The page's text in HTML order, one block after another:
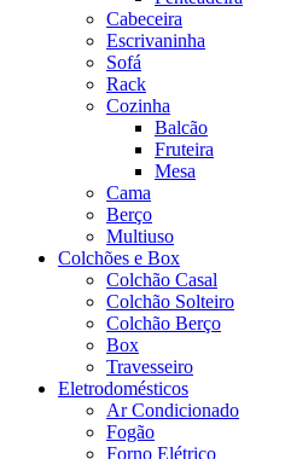
Cabeceira
Escrivaninha
Sofá
Rack
Cozinha
Balcão
Fruteira
Mesa
Cama
Berço
Multiuso
Colchões e Box
Colchão Casal
Colchão Solteiro
Colchão Berço
Box
Travesseiro
Eletrodomésticos
Ar Condicionado
Fogão
Forno Elétrico